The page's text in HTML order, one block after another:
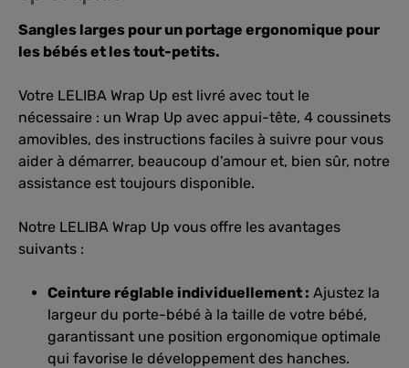
Sangles larges pour un portage ergonomique pour
les bébés et les tout-petits.
Votre LELIBA Wrap Up est livré avec tout le
nécessaire : un Wrap Up avec appui-tête, 4 coussinets
amovibles, des instructions faciles à suivre pour vous
aider à démarrer, beaucoup d'amour et, bien sûr, notre
assistance est toujours disponible.
Notre LELIBA Wrap Up vous offre les avantages
suivants :
Ceinture réglable individuellement : Ajustez la
largeur du porte-bébé à la taille de votre bébé,
garantissant une position ergonomique optimale
qui favorise le développement des hanches.